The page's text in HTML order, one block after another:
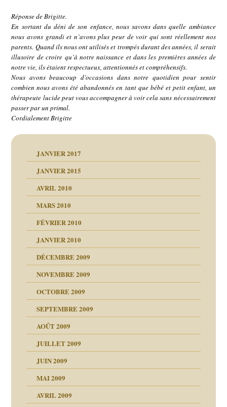
Réponse de Brigitte.
En sortant du déni de son enfance, nous savons dans quelle ambiance
nous avons grandi et n’avons plus peur de voir qui sont réellement nos
parents. Quand ils nous ont utilisés et trompés durant des années, il serait
illusoire de croire qu’à notre naissance et dans les premières années de
notre vie, ils étaient respectueux, attentionnés et compréhensifs.
Nous avons beaucoup d’occasions dans notre quotidien pour sentir
combien nous avons été abandonnés en tant que bébé et petit enfant, un
thérapeute lucide peut vous accompagner à voir cela sans nécessairement
passer par un primal.
Cordialement Brigitte
JANVIER 2017
JANVIER 2015
AVRIL 2010
MARS 2010
FÉVRIER 2010
JANVIER 2010
DÉCEMBRE 2009
NOVEMBRE 2009
OCTOBRE 2009
SEPTEMBRE 2009
AOÛT 2009
JUILLET 2009
JUIN 2009
MAI 2009
AVRIL 2009